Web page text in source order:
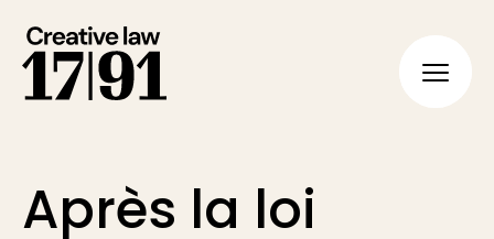
Après la loi